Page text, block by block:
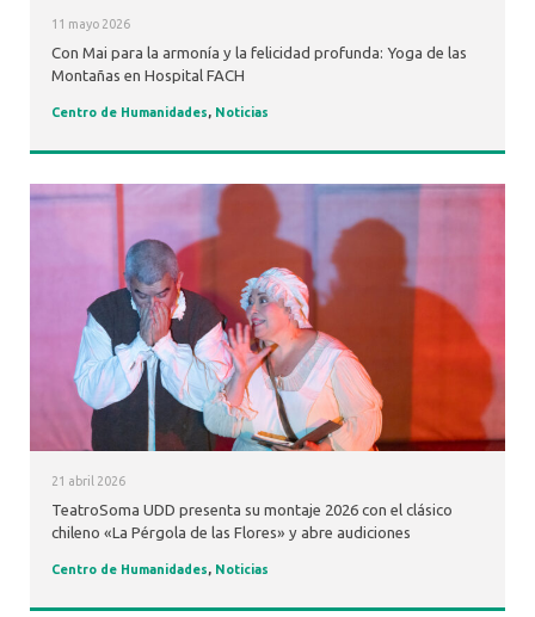
11 mayo 2026
Con Mai para la armonía y la felicidad profunda: Yoga de las
Montañas en Hospital FACH
Centro de Humanidades, Noticias
21 abril 2026
TeatroSoma UDD presenta su montaje 2026 con el clásico
chileno «La Pérgola de las Flores» y abre audiciones
Centro de Humanidades, Noticias